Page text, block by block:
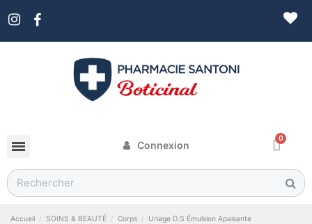
Connexion
Accueil SOINS & BEAUTÉ Corps
Uriage D.S Émulsion Apaisante